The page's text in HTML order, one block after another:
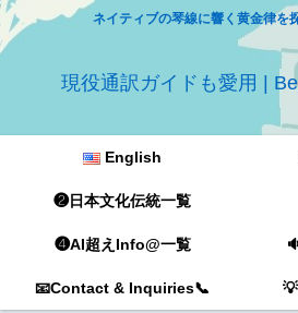
ネイティブの琴線に響く黄金律を
現役通訳ガイドも愛用 |
English
❷日本文化伝統一覧
❹AI超えInfo@一覧
📧Contact & Inquiries📞